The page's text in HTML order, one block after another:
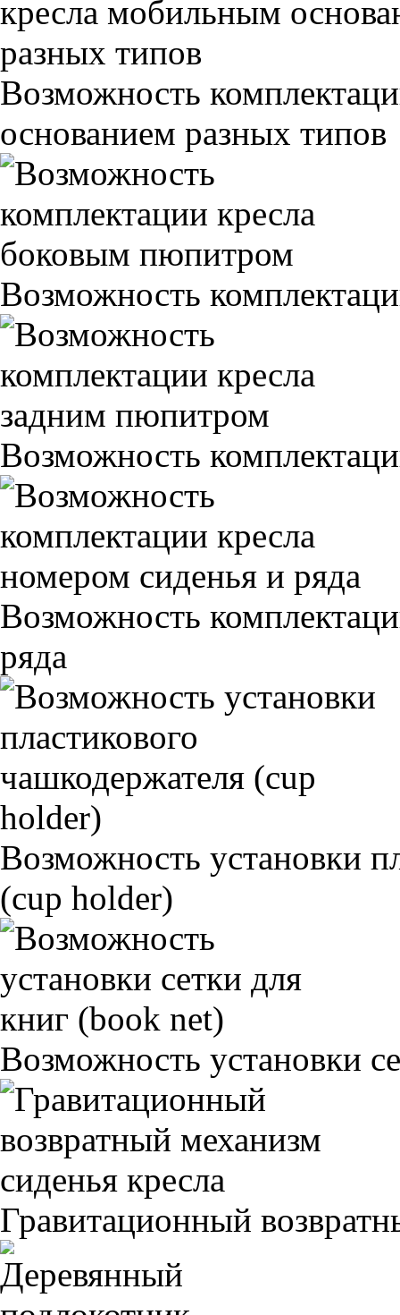
Возможность
основанием разных типов
Возможность
Возможность
Возможность
ряда
Возможность установки
(cup holder)
Возможность установки
Гравитационный